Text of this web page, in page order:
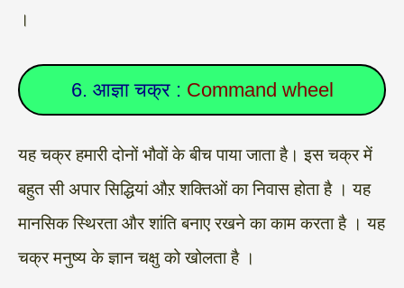
।
6. आज्ञा चक्र : Command wheel
यह चक्र हमारी दोनों भौवों के बीच पाया जाता है। इस चक्र में
बहुत सी अपार सिद्धियां औऱ शक्तिओं का निवास होता है । यह
मानसिक स्थिरता और शांति बनाए रखने का काम करता है । यह
चक्र मनुष्य के ज्ञान चक्षु को खोलता है ।